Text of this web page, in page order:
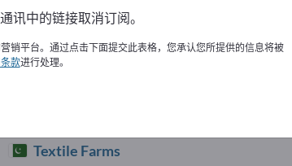
Textile Farms
讯中的链接取消订阅。
销平台。通过点击下面提交此表格，您承认您所提供的信息将被
款进行处理。